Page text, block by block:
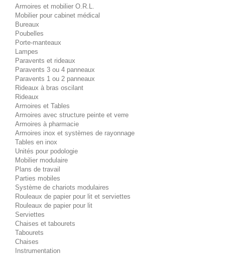
Armoires et mobilier O.R.L.
Mobilier pour cabinet médical
Bureaux
Poubelles
Porte-manteaux
Lampes
Paravents et rideaux
Paravents 3 ou 4 panneaux
Paravents 1 ou 2 panneaux
Rideaux à bras oscilant
Rideaux
Armoires et Tables
Armoires avec structure peinte et verre
Armoires à pharmacie
Armoires inox et systèmes de rayonnage
Tables en inox
Unités pour podologie
Mobilier modulaire
Plans de travail
Parties mobiles
Système de chariots modulaires
Rouleaux de papier pour lit et serviettes
Rouleaux de papier pour lit
Serviettes
Chaises et tabourets
Tabourets
Chaises
Instrumentation